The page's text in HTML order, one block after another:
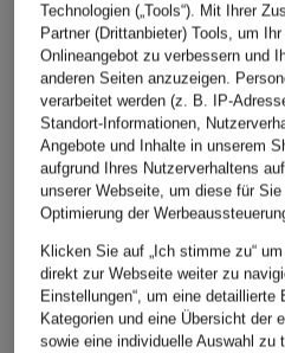
Technologien („Tools“). Mit Ihrer
Partner (Drittanbieter) Tools, um
Onlineangebot zu verbessern und
anderen Seiten anzuzeigen.
verarbeitet werden (z. B. IP-
Standort-Informationen,
Angebote und Inhalte in unserem
aufgrund Ihres Nutzerverhaltens
unserer Webseite, um diese für
Optimierung der
Klicken Sie auf „Ich stimme zu“
direkt zur Webseite weiter zu
Einstellungen“, um eine detaillierte
Kategorien und eine Übersicht der
sowie eine individuelle Auswahl zu